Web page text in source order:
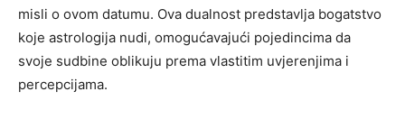
misli o ovom datumu. Ova dualnost predstavlja bogatstvo
koje astrologija nudi, omogućavajući pojedincima da
svoje sudbine oblikuju prema vlastitim uvjerenjima i
percepcijama.